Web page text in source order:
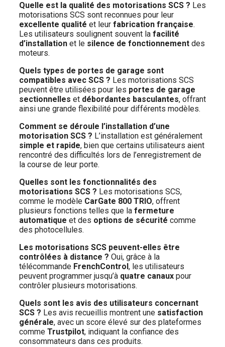
Quelle est la qualité des motorisations SCS ? Les
motorisations SCS sont reconnues pour leur
excellente qualité et leur fabrication française.
Les utilisateurs soulignent souvent la facilité
d’installation et le silence de fonctionnement des
moteurs.
Quels types de portes de garage sont
compatibles avec SCS ? Les motorisations SCS
peuvent être utilisées pour les portes de garage
sectionnelles et débordantes basculantes, offrant
ainsi une grande flexibilité pour différents modèles.
Comment se déroule l’installation d’une
motorisation SCS ? L’installation est généralement
simple et rapide, bien que certains utilisateurs aient
rencontré des difficultés lors de l’enregistrement de
la course de leur porte.
Quelles sont les fonctionnalités des
motorisations SCS ? Les motorisations SCS,
comme le modèle CarGate 800 TRIO, offrent
plusieurs fonctions telles que la fermeture
automatique et des options de sécurité comme
des photocellules.
Les motorisations SCS peuvent-elles être
contrôlées à distance ? Oui, grâce à la
télécommande FrenchControl , les utilisateurs
peuvent programmer jusqu’à quatre canaux pour
contrôler plusieurs motorisations.
Quels sont les avis des utilisateurs concernant
SCS ? Les avis recueillis montrent une satisfaction
générale, avec un score élevé sur des plateformes
comme Trustpilot, indiquant la confiance des
consommateurs dans ces produits.